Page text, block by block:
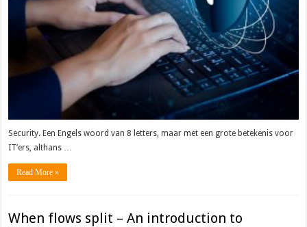
Security. Een Engels woord van 8 letters, maar met een grote betekenis voor
IT’ers, althans …
Read More »
When flows split – An introduction to